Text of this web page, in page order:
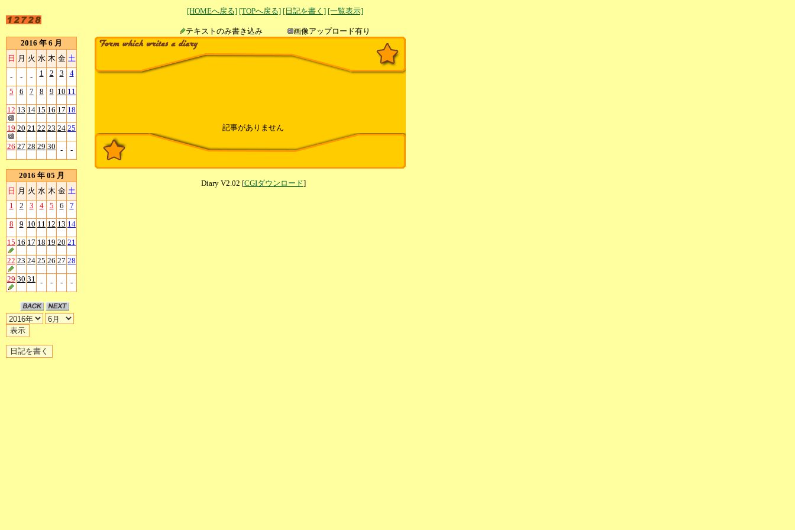
[HOMEへ戻る] [TOPへ戻る] [日記を書く] [一覧表示]
テキストのみ書き込み
画像アップロード有り
2016 年 6 月
日 月 火 水 木 金 土
- - - 1 2 3 4
5 6 7 8 9 10 11
12 13 14 15 16 17 18
19 20 21 22 23 24 25
26 27 28 29 30 - -
2016 年 05 月
日 月 火 水 木 金 土
1
2 3 4 5 6 7
8 9 10 11 12 13 14
15 16 17 18 19 20 21
22 23 24 25 26 27 28
29 30 31 - - - -
記事がありません
Diary V2.02 [CGIダウンロード]